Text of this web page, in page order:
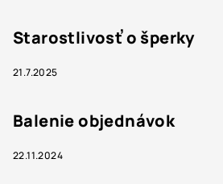
Starostlivosť o šperky
21.7.2025
Balenie objednávok
22.11.2024